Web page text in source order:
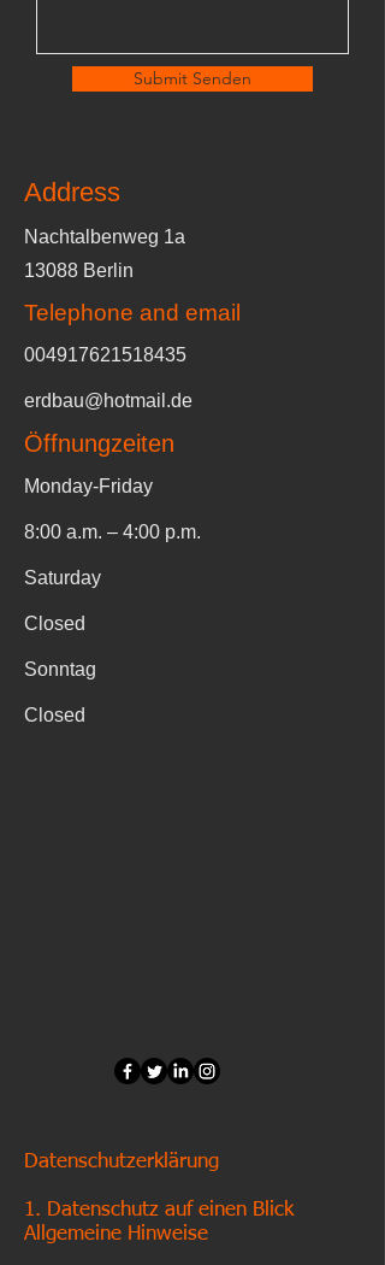
Submit Senden
Address
Nachtalbenweg 1a
13088 Berlin
Telephone and email
004917621518435
erdbau@hotmail.de
Öffnungzeiten
Monday-Friday
8:00 a.m. – 4:00 p.m.
Saturday
Closed
Sonntag​
Closed
Datenschutzerklärung
1. Datenschutz auf einen Blick
Allgemeine Hinweise